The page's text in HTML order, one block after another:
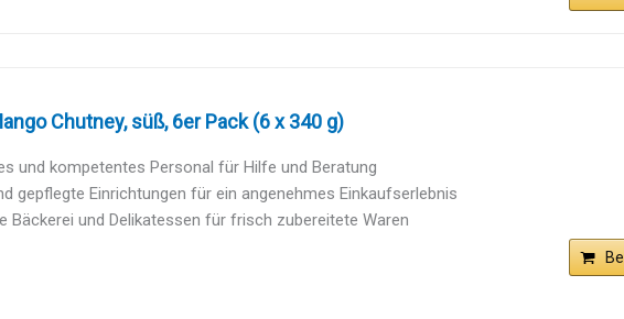
Chutney, süß, 6er Pack (6 x 340 g)
und kompetentes Personal für Hilfe und Beratung
gepflegte Einrichtungen für ein angenehmes Einkaufserlebnis
Bäckerei und Delikatessen für frisch zubereitete Waren